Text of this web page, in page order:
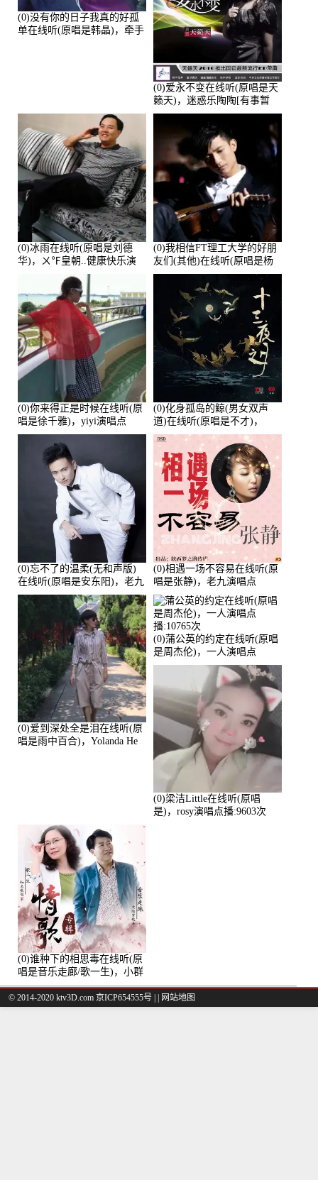
(0)没有你的日子我真的好孤
单在线听(原唱是韩晶)，牵手
(0)爱永不变在线听(原唱是天
籁天)，迷惑乐陶陶[有事暂
离]演唱点播:27678次
(0)冰雨在线听(原唱是刘德
华)，ㄨ℉皇朝..健康快乐演
(0)我相信FT理工大学的好朋
友们(其他)在线听(原唱是杨
培安)，老乔演唱点播:23714
(0)你来得正是时候在线听(原
唱是徐千雅)，yiyi演唱点
播:21991次
(0)化身孤岛的鲸(男女双声
道)在线听(原唱是不才)，
HGBai演唱点播:19428次
(0)忘不了的温柔(无和声版)
在线听(原唱是安东阳)，老九
演唱点播:17392次
(0)相遇一场不容易在线听(原
唱是张静)，老九演唱点
播:11453次
(0)爱到深处全是泪在线听(原
唱是雨中百合)，Yolanda He
(0)蒲公英的约定在线听(原唱
是周杰伦)，一人演唱点
播:10765次
(0)梁洁Little在线听(原唱
是)，rosy演唱点播:9603次
(0)谁种下的相思毒在线听(原
唱是音乐走廊/歌一生)，小群
演唱点播:8975次
© 2014-2020 ktv3D.com 京ICP654555号 | 网站地图